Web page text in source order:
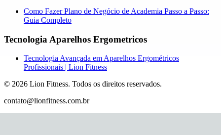
Como Fazer Plano de Negócio de Academia Passo a Passo:
Guia Completo
Tecnologia Aparelhos Ergometricos
Tecnologia Avançada em Aparelhos Ergométricos
Profissionais | Lion Fitness
© 2026 Lion Fitness. Todos os direitos reservados.
contato@lionfitness.com.br